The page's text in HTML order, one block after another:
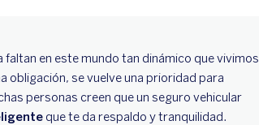
en este mundo tan dinámico que vivimos
obligación, se vuelve una prioridad para
personas creen que un seguro vehicular
que te da respaldo y tranquilidad.